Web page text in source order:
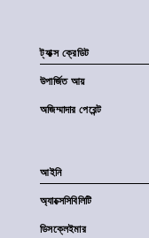
ট্যাক্স ক্রেডিট
উপার্জিত আয়
অজিম্মাদার পেরেন্ট
আইনি
অ্যাক্সেসিবিলিটি
ডিসক্লেইমার